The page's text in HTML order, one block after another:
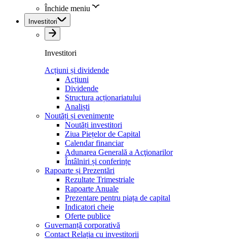
Închide meniu
Investitori
Investitori
Acțiuni și dividende
Acțiuni
Dividende
Structura acționariatului
Analiști
Noutăți și evenimente
Noutăți investitori
Ziua Piețelor de Capital
Calendar financiar
Adunarea Generală a Acţionarilor
Întâlniri și conferințe
Rapoarte și Prezentări
Rezultate Trimestriale
Rapoarte Anuale
Prezentare pentru piața de capital
Indicatori cheie
Oferte publice
Guvernanță corporativă
Contact Relația cu investitorii